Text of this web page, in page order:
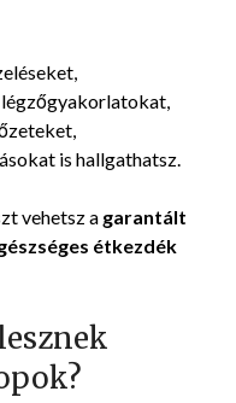
is hallgathatsz.
vehetsz a garantált
étkezdék